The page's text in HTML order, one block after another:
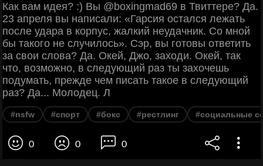
Как вам идея? :) Вы @boxingmad69 в Твиттере? Да.
23 апреля вы написали: «Гарсия остался лежать
после удара в корпус, жалкий неудачник. Со мной
бы такого не случилось». Сэр, вы готовы ответить
за свои слова? Да. Окей, Джо, заходи. Окей, так
что, возможно, в следующий раз ты захочешь
подумать, прежде чем писать такое в следующий
раз? Да... Молодец. Л
#nsfw #спорт #бокс #рестлинг #социальные
0 0 0